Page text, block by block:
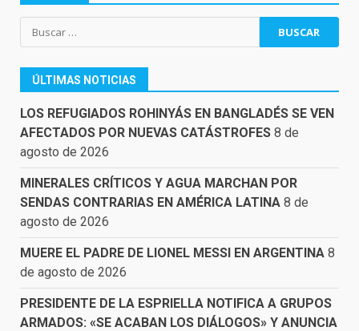
Buscar:
ÚLTIMAS NOTICIAS
LOS REFUGIADOS ROHINYÁS EN BANGLADÉS SE VEN
AFECTADOS POR NUEVAS CATÁSTROFES 8 de
agosto de 2026
MINERALES CRÍTICOS Y AGUA MARCHAN POR
SENDAS CONTRARIAS EN AMÉRICA LATINA 8 de
agosto de 2026
MUERE EL PADRE DE LIONEL MESSI EN ARGENTINA 8
de agosto de 2026
PRESIDENTE DE LA ESPRIELLA NOTIFICA A GRUPOS
ARMADOS: «SE ACABAN LOS DIÁLOGOS» Y ANUNCIA